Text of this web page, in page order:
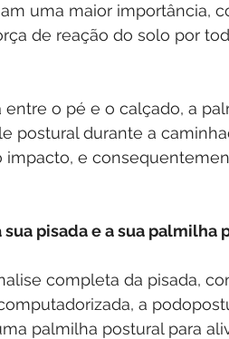
uma maior importância,
de reação do solo por
o pé e o calçado, a
postural durante a
impacto, e
pisada e a sua palmilha
completa da pisada,
a
palmilha postural para